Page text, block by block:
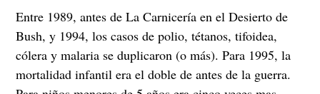
Entre 1989, antes de La Carnicería en el Desierto de
Bush, y 1994, los casos de polio, tétanos, tifoidea,
cólera y malaria se duplicaron (o más). Para 1995, la
mortalidad infantil era el doble de antes de la guerra.